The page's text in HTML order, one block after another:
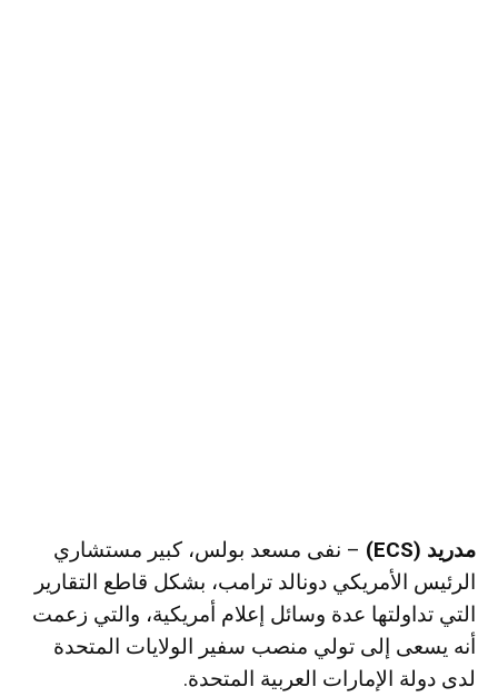
مدريد (ECS)
– نفى مسعد بولس، كبير مستشاري
الرئيس الأمريكي دونالد ترامب، بشكل قاطع التقارير
التي تداولتها عدة وسائل إعلام أمريكية، والتي زعمت
أنه يسعى إلى تولي منصب سفير الولايات المتحدة
لدى دولة الإمارات العربية المتحدة.